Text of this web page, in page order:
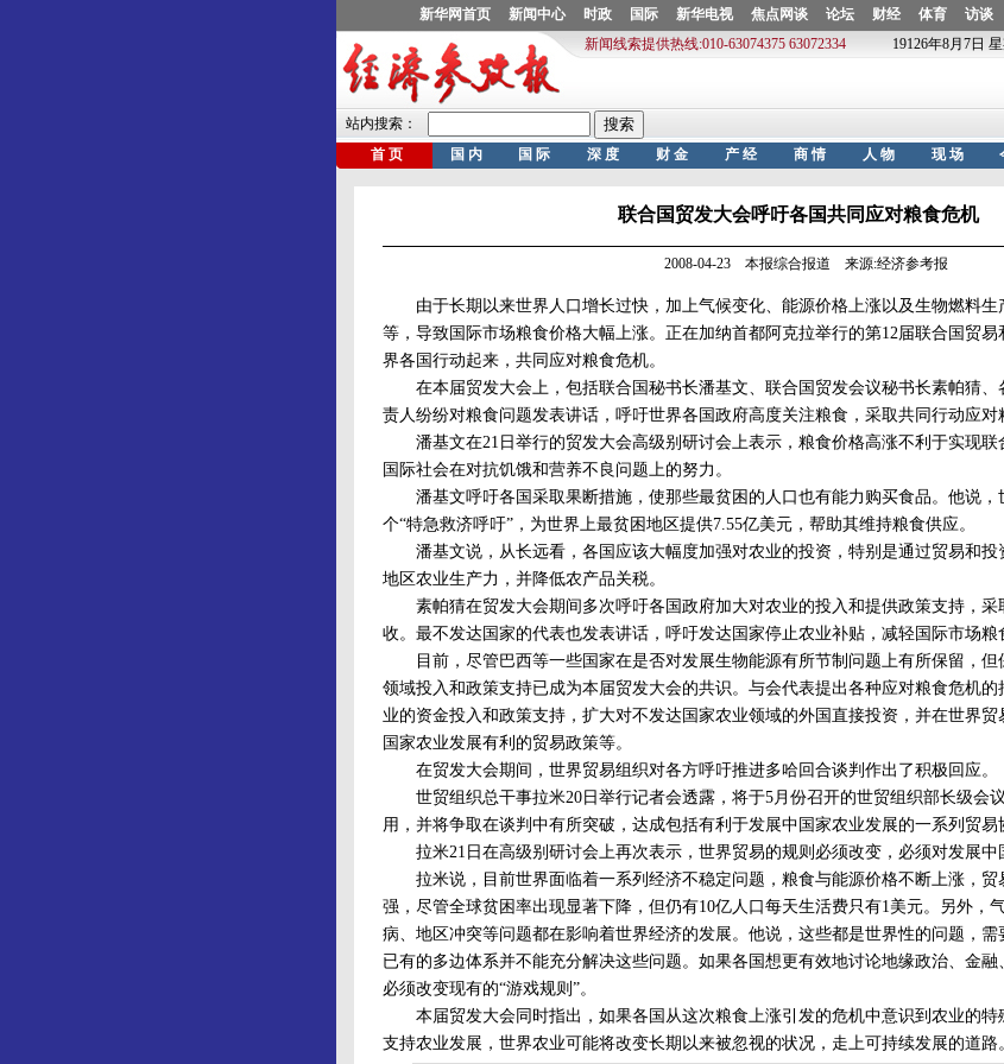
联合国贸发大会呼吁各国共同应对粮食危机
2008-04-23 本报综合报道 来源:经济参考报
由于长期以来世界人口增长过快，加上气候变化、能源价格上涨以及生物燃料生
等，导致国际市场粮食价格大幅上涨。正在加纳首都阿克拉举行的第12届联合国贸
界各国行动起来，共同应对粮食危机。
在本届贸发大会上，包括联合国秘书长潘基文、联合国贸发会议秘书长素帕猜、
责人纷纷对粮食问题发表讲话，呼吁世界各国政府高度关注粮食，采取共同行动应对
潘基文在21日举行的贸发大会高级别研讨会上表示，粮食价格高涨不利于实现联
国际社会在对抗饥饿和营养不良问题上的努力。
潘基文呼吁各国采取果断措施，使那些最贫困的人口也有能力购买食品。他说，
个“特急救济呼吁”，为世界上最贫困地区提供7.55亿美元，帮助其维持粮食供应。
潘基文说，从长远看，各国应该大幅度加强对农业的投资，特别是通过贸易和投
地区农业生产力，并降低农产品关税。
素帕猜在贸发大会期间多次呼吁各国政府加大对农业的投入和提供政策支持，采
收。最不发达国家的代表也发表讲话，呼吁发达国家停止农业补贴，减轻国际市场粮
目前，尽管巴西等一些国家在是否对发展生物能源有所节制问题上有所保留，但
领域投入和政策支持已成为本届贸发大会的共识。与会代表提出各种应对粮食危机
业的资金投入和政策支持，扩大对不发达国家农业领域的外国直接投资，并在世界
国家农业发展有利的贸易政策等。
在贸发大会期间，世界贸易组织对各方呼吁推进多哈回合谈判作出了积极回应。
世贸组织总干事拉米20日举行记者会透露，将于5月份召开的世贸组织部长级会
用，并将争取在谈判中有所突破，达成包括有利于发展中国家农业发展的一系列贸易
拉米21日在高级别研讨会上再次表示，世界贸易的规则必须改变，必须对发展中
拉米说，目前世界面临着一系列经济不稳定问题，粮食与能源价格不断上涨，贸
强，尽管全球贫困率出现显著下降，但仍有10亿人口每天生活费只有1美元。另外，
病、地区冲突等问题都在影响着世界经济的发展。他说，这些都是世界性的问题，
已有的多边体系并不能充分解决这些问题。如果各国想更有效地讨论地缘政治、金
必须改变现有的“游戏规则”。
本届贸发大会同时指出，如果各国从这次粮食上涨引发的危机中意识到农业的特
支持农业发展，世界农业可能将改变长期以来被忽视的状况，走上可持续发展的道路